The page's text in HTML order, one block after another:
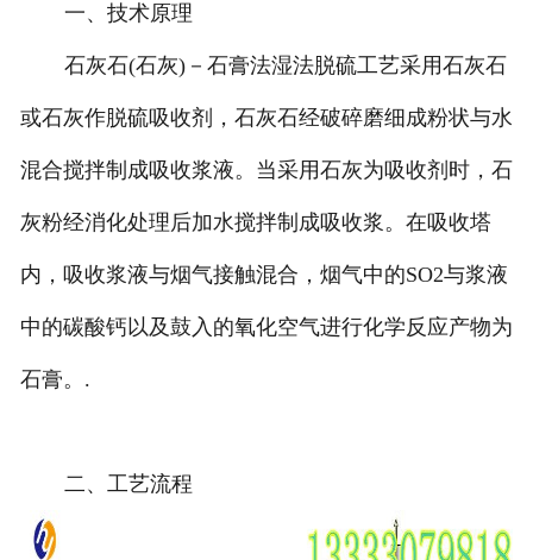
一、技术原理
石灰石(石灰)－石膏法湿法脱硫工艺采用石灰石
或石灰作脱硫吸收剂，石灰石经破碎磨细成粉状与水
混合搅拌制成吸收浆液。当采用石灰为吸收剂时，石
灰粉经消化处理后加水搅拌制成吸收浆。在吸收塔
内，吸收浆液与烟气接触混合，烟气中的SO2与浆液
中的碳酸钙以及鼓入的氧化空气进行化学反应产物为
石膏。.
二、工艺流程